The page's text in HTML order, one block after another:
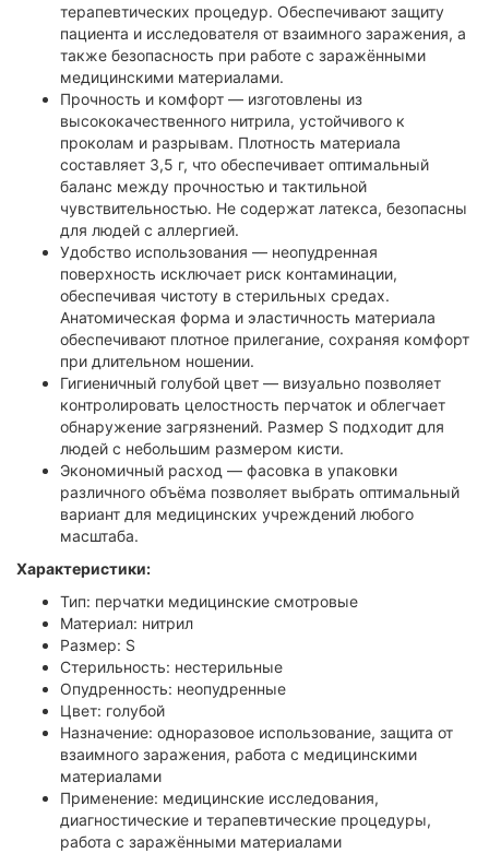
терапевтических процедур. Обеспечивают защиту
пациента и исследователя от взаимного заражения, а
также безопасность при работе с заражёнными
медицинскими материалами.
Прочность и комфорт — изготовлены из
высококачественного нитрила, устойчивого к
проколам и разрывам. Плотность материала
составляет 3,5 г, что обеспечивает оптимальный
баланс между прочностью и тактильной
чувствительностью. Не содержат латекса, безопасны
для людей с аллергией.
Удобство использования — неопудренная
поверхность исключает риск контаминации,
обеспечивая чистоту в стерильных средах.
Анатомическая форма и эластичность материала
обеспечивают плотное прилегание, сохраняя комфорт
при длительном ношении.
Гигиеничный голубой цвет — визуально позволяет
контролировать целостность перчаток и облегчает
обнаружение загрязнений. Размер S подходит для
людей с небольшим размером кисти.
Экономичный расход — фасовка в упаковки
различного объёма позволяет выбрать оптимальный
вариант для медицинских учреждений любого
масштаба.
Характеристики:
Тип: перчатки медицинские смотровые
Материал: нитрил
Размер: S
Стерильность: нестерильные
Опудренность: неопудренные
Цвет: голубой
Назначение: одноразовое использование, защита от
взаимного заражения, работа с медицинскими
материалами
Применение: медицинские исследования,
диагностические и терапевтические процедуры,
работа с заражёнными материалами